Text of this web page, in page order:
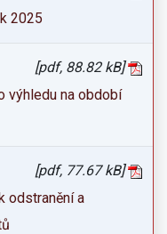
2025
[pdf, 88.82 kB]
výhledu na období
[pdf, 77.67 kB]
odstranění a